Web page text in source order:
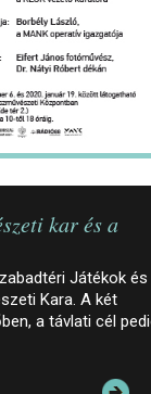
kar és a
Játékok és
Kara. A két
a távlati cél